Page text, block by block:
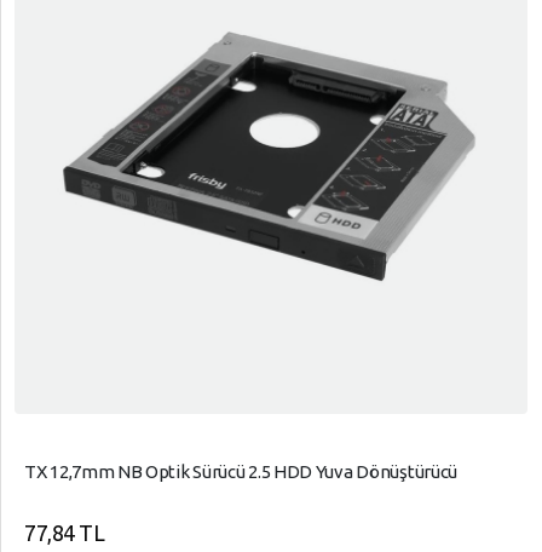
TX 12,7mm NB Optik Sürücü 2.5 HDD Yuva Dönüştürücü
77,84 TL